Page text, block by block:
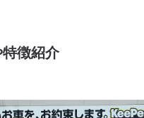
徴紹介